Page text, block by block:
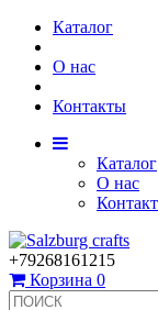
Каталог
О нас
Контакты
Каталог
О нас
+79268161215
Корзина 0